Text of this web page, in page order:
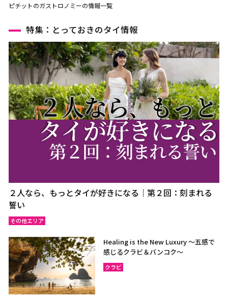
ピチットのガストロノミーの情報一覧
特集：とっておきのタイ情報
２人なら、もっとタイが好きになる｜第２回：刻まれる
誓い
その他エリア
Healing is the New Luxury ～五感で
感じるクラビ＆バンコク～
クラビ